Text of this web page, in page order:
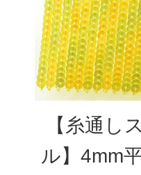
【糸通し
ル】4mm